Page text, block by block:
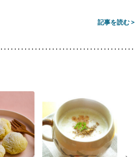
記事を読む >